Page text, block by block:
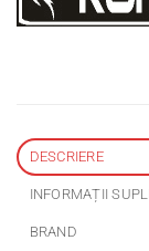
DESCRIERE
INFORMAȚII
BRAND